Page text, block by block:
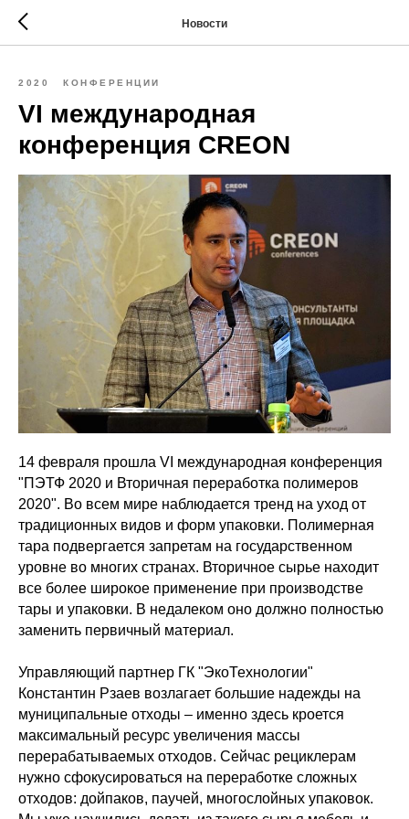
Новости
2020 КОНФЕРЕНЦИИ
VI международная
конференция CREON
14 февраля прошла VI международная конференция
"ПЭТФ 2020 и Вторичная переработка полимеров
2020". Во всем мире наблюдается тренд на уход от
традиционных видов и форм упаковки. Полимерная
тара подвергается запретам на государственном
уровне во многих странах. Вторичное сырье находит
все более широкое применение при производстве
тары и упаковки. В недалеком оно должно полностью
заменить первичный материал.
Управляющий партнер ГК "ЭкоТехнологии"
Константин Рзаев возлагает большие надежды на
муниципальные отходы – именно здесь кроется
максимальный ресурс увеличения массы
перерабатываемых отходов. Сейчас рециклерам
нужно сфокусироваться на переработке сложных
отходов: дойпаков, паучей, многослойных упаковок.